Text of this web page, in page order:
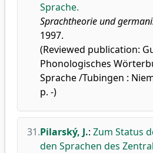
Sprache.
Sprachtheorie und
1997.
(Reviewed publication:
Phonologisches
Sprache /Tubingen :
p. -)
31.Pilarský, J.: Zum Status
den Sprachen des